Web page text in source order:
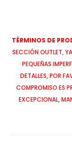
TÉRMINOS DE
SECCIÓN OUTLET,
PEQUEÑAS
DETALLES, POR
COMPROMISO ES
EXCEPCIONAL,